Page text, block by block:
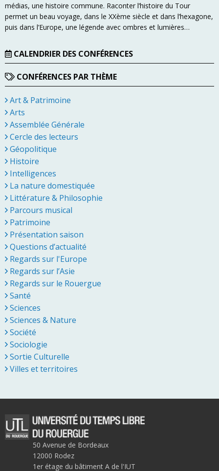
médias, une histoire commune. Raconter l’histoire du Tour
permet un beau voyage, dans le XXème siècle et dans l’hexagone,
puis dans l’Europe, une légende avec ombres et lumières…
CALENDRIER DES CONFÉRENCES
CONFÉRENCES PAR THÈME
Art & Patrimoine
Arts
Assemblée Générale
Cercle des lecteurs
Géopolitique
Histoire
Intelligences
La nature domestiquée
Littérature & Philosophie
Parcours musical
Patrimoine
Présentation saison
Questions d’actualité
Regards sur l'Europe
Regards sur l’Asie
Regards sur le Rouergue
Santé
Sciences
Sciences & Nature
Société
Sociologie
Sortie Culturelle
Villes et territoires
50 Avenue de Bordeaux
12000 Rodez
1er étage du bâtiment A de l'IUT